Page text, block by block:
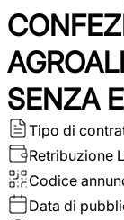
SENZA
Tipo di
Retribuzione
Codice
Data di